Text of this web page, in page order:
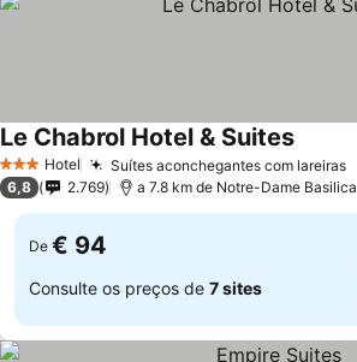
3 EstrelasHotel Suítes aconchegantes com lareiras
Le Chabrol Hotel & Suites
6,8 2.769 a 7.8 km de Notre-Dame Basilica
De € 94
Consulte os preços de 7 sites